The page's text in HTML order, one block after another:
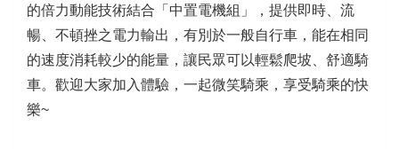
的倍力動能技術結合「中置電機組」，提供即時、流
暢、不頓挫之電力輸出，有別於一般自行車，能在相同
的速度消耗較少的能量，讓民眾可以輕鬆爬坡、舒適騎
車。歡迎大家加入體驗，一起微笑騎乘，享受騎乘的快
樂~